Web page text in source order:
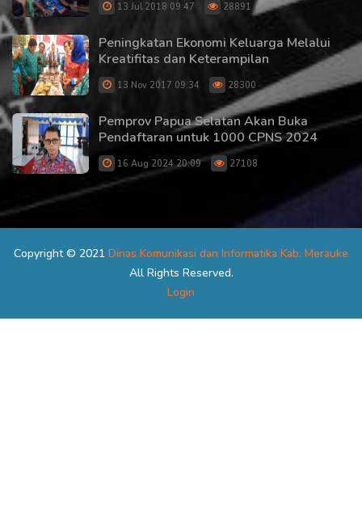
13 Jul 2018 09:47 28891
Peningkatan Ekonomi Keluarga Melalui
Kreatifitas dan Keterampilan
13 Nov 2017 09:34 28300
Pemprov Papua Selatan Akan Buka
Pendaftaran untuk 1000 CPNS 2024
16 Aug 2024 20:09 27108
Copyright © 2021 Dinas Komunikasi dan Informatika Kab. Merauke
All Rights Reserved.
Login